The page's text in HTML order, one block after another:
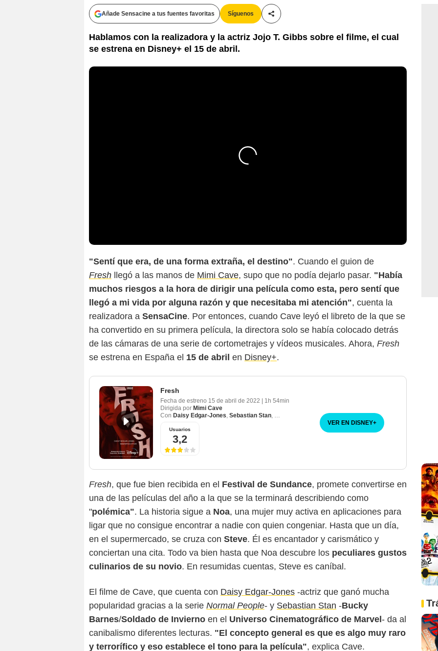
Añade Sensacine a tus fuentes favoritas Síguenos
Compartir esta noticia
Hablamos con la realizadora y la actriz Jojo T. Gibbs sobre el filme, el cual
se estrena en Disney+ el 15 de abril.
"Sentí que era, de una forma extraña, el destino". Cuando el guion de
Fresh llegó a las manos de Mimi Cave, supo que no podía dejarlo pasar. "Había
muchos riesgos a la hora de dirigir una película como esta, pero sentí que
llegó a mi vida por alguna razón y que necesitaba mi atención", cuenta la
realizadora a SensaCine. Por entonces, cuando Cave leyó el libreto de la que se
ha convertido en su primera película, la directora solo se había colocado detrás
de las cámaras de una serie de cortometrajes y vídeos musicales. Ahora, Fresh
se estrena en España el 15 de abril en Disney+.
Fresh
Fecha de estreno 15 de abril de 2022
1h 54min
Dirigida por Mimi Cave
Con Daisy Edgar-Jones, Sebastian Stan, Jojo T. Gibbs
Usuarios
3,2
VER EN DISNEY+
Fresh, que fue bien recibida en el Festival de Sundance, promete convertirse en
una de las películas del año a la que se la terminará describiendo como
"polémica". La historia sigue a Noa, una mujer muy activa en aplicaciones para
ligar que no consigue encontrar a nadie con quien congeniar. Hasta que un día,
en el supermercado, se cruza con Steve. Él es encantador y carismático y
conciertan una cita. Todo va bien hasta que Noa descubre los peculiares gustos
culinarios de su novio. En resumidas cuentas, Steve es caníbal.
El filme de Cave, que cuenta con Daisy Edgar-Jones -actriz que ganó mucha
popularidad gracias a la serie Normal People- y Sebastian Stan -Bucky
Barnes/Soldado de Invierno en el Universo Cinematográfico de Marvel - da al
canibalismo diferentes lecturas. "El concepto general es que es algo muy raro
y terrorífico y eso establece el tono para la película", explica Cave.